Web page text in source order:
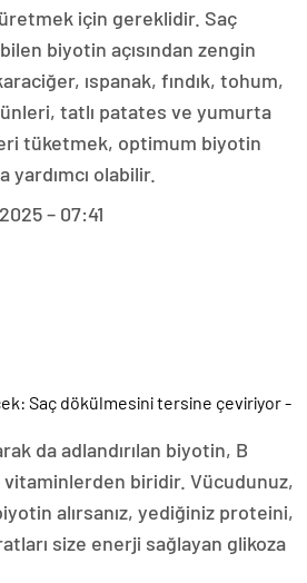
için gereklidir. Saç
biyotin açısından zengin
ıspanak, fındık, tohum,
tatlı patates ve yumurta
tüketmek, optimum biyotin
olabilir.
– 07:41
da adlandırılan biyotin, B
biridir. Vücudunuz,
alırsanız, yediğiniz proteini,
size enerji sağlayan glikoza